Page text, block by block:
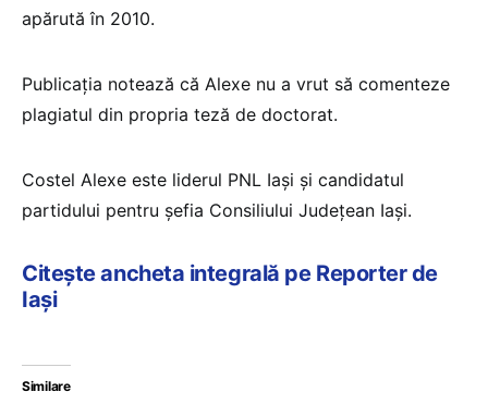
apărută în 2010.
Publicația notează că Alexe nu a vrut să comenteze
plagiatul din propria teză de doctorat.
Costel Alexe este liderul PNL Iași și candidatul
partidului pentru șefia Consiliului Județean Iași.
Citește ancheta integrală pe Reporter de
Iași
Similare